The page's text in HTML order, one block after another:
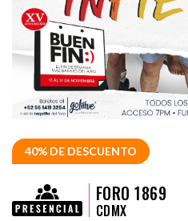
FORO 1869
CDMX
40% DE DESCUENTO